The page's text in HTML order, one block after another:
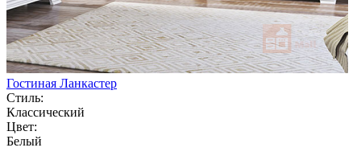
Гостиная Ланкастер
Стиль:
Классический
Цвет:
Белый